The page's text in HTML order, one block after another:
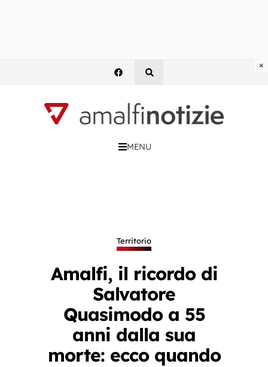
MENU
Territorio
Amalfi, il ricordo di
Salvatore
Quasimodo a 55
anni dalla sua
morte: ecco quando
×